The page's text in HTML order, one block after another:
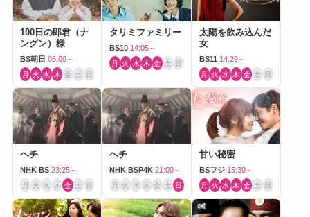
100日の郎君（ナ
ングン）様
BS朝日 05:00～
月 火 水 木 金 土 日
タリミファミリー
BS10 14:05～
月 火 水 木 金 土 日
太陽を飲み込んだ
女
BS11 14:29～
月 火 水 木 金 土 日
ヘチ
NHK BS 23:25～
月 火 水 木 金 土 日
ヘチ
NHK BSP4K 21:00～
月 火 水 木 金 土 日
甘い秘密
BSフジ 15:30～
月 火 水 木 金 土 日